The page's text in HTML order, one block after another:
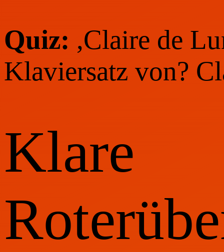
Quiz: ,Claire de
Klaviersatz von?
Klare